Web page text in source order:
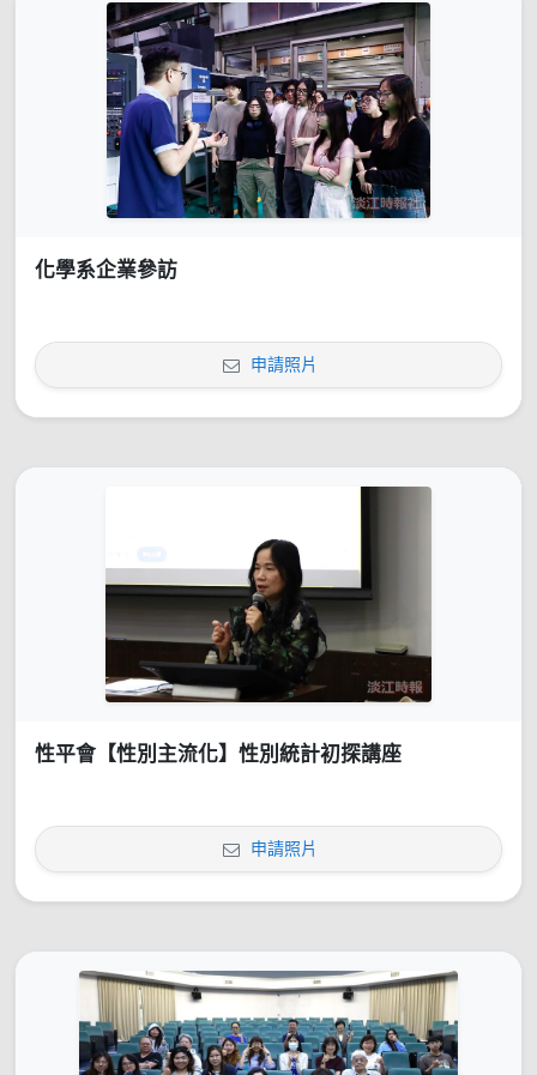
化學系企業參訪
申請照片
性平會【性別主流化】性別統計初探講座
申請照片